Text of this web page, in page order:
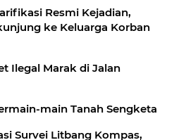
Resmi Kejadian,
ke Keluarga Korban
Ilegal Marak di Jalan
main Tanah Sengketa
Survei Litbang Kompas,